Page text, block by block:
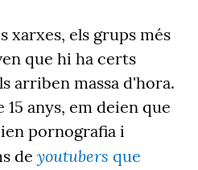
xarxes, els grups més
que hi ha certs
arriben massa d'hora.
15 anys, em deien que
pornografia i
de youtubers que